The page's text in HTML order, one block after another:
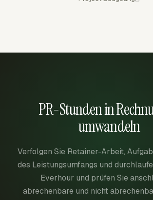
PR-Stunden in
umwandeln
Verfolgen Sie Retainer-Arbeit,
des Leistungsumfangs und
Everhour und prüfen Sie
abrechenbare und nicht